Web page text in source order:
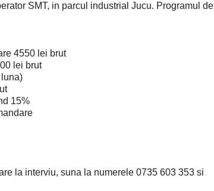
SMT, in parcul industrial Jucu. Programul de
4550 lei brut
lei brut
15%
la interviu, suna la numerele 0735 603 353 si